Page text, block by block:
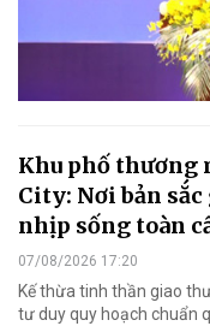
Khu phố thương
City: Nơi bản
nhịp sống toàn
07/08/2026 17:20
Kế thừa tinh thần giao
tư duy quy hoạch chuẩn